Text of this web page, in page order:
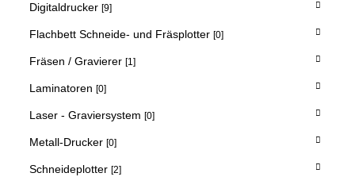
Digitaldrucker [9]
Flachbett Schneide- und Fräsplotter [0]
Fräsen / Gravierer [1]
Laminatoren [0]
Laser - Graviersystem [0]
Metall-Drucker [0]
Schneideplotter [2]